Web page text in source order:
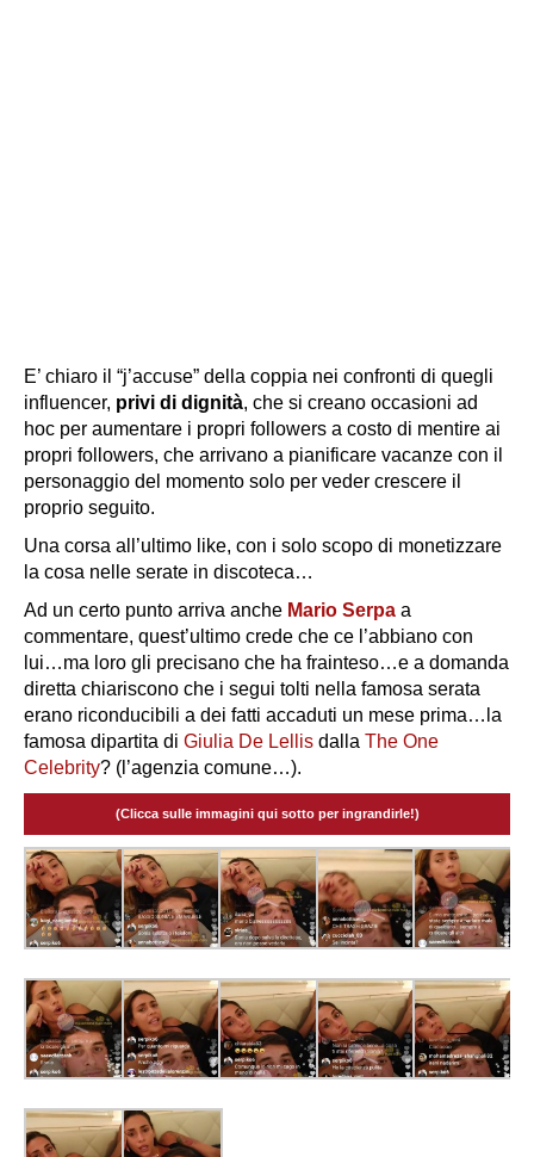
E’ chiaro il “j’accuse” della coppia nei confronti di quegli
influencer, privi di dignità, che si creano occasioni ad
hoc per aumentare i propri followers a costo di mentire ai
propri followers, che arrivano a pianificare vacanze con il
personaggio del momento solo per veder crescere il
proprio seguito.
Una corsa all’ultimo like, con i solo scopo di monetizzare
la cosa nelle serate in discoteca…
Ad un certo punto arriva anche Mario Serpa a
commentare, quest’ultimo crede che ce l’abbiano con
lui…ma loro gli precisano che ha frainteso…e a domanda
diretta chiariscono che i segui tolti nella famosa serata
erano riconducibili a dei fatti accaduti un mese prima…la
famosa dipartita di Giulia De Lellis dalla The One
Celebrity? (l’agenzia comune…).
(Clicca sulle immagini qui sotto per ingrandirle!)